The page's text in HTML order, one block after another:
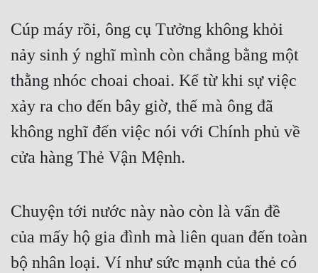
Cúp máy rồi, ông cụ Tưởng không khỏi
nảy sinh ý nghĩ mình còn chẳng bằng một
thằng nhóc choai choai. Kể từ khi sự việc
xảy ra cho đến bây giờ, thế mà ông đã
không nghĩ đến việc nói với Chính phủ về
cửa hàng Thẻ Vận Mệnh.
Chuyện tới nước này nào còn là vấn đề
của mấy hộ gia đình mà liên quan đến toàn
bộ nhân loại. Ví như sức mạnh của thẻ có